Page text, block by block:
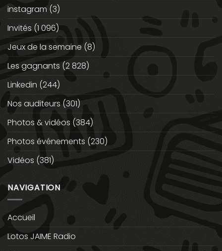
instagram (3)
Invités (1 096)
Jeux de la semaine (8)
Les gagnants (2 828)
Linkedin (244)
Nos auditeurs (301)
Photos & vidéos (384)
Photos événements (230)
Vidéos (381)
NAVIGATION
Accueil
Lotos JAIME Radio